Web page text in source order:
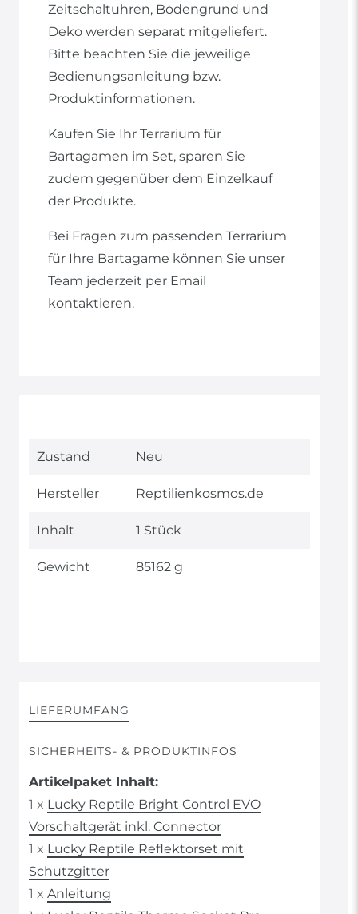
Zeitschaltuhren, Bodengrund und
Deko werden separat mitgeliefert.
Bitte beachten Sie die jeweilige
Bedienungsanleitung bzw.
Produktinformationen.
Kaufen Sie Ihr Terrarium für
Bartagamen im Set, sparen Sie
zudem gegenüber dem Einzelkauf
der Produkte.
Bei Fragen zum passenden Terrarium
für Ihre Bartagame können Sie unser
Team jederzeit per Email
kontaktieren.
Technisches
Wert
Zustand Neu
Hersteller Reptilienkosmos.de
Inhalt 1 Stück
Gewicht 85162 g
LIEFERUMFANG
SICHERHEITS- & PRODUKTINFOS
Artikelpaket Inhalt:
1 x Lucky Reptile Bright Control EVO
Vorschaltgerät inkl. Connector
1 x Lucky Reptile Reflektorset mit
Schutzgitter
1 x Anleitung